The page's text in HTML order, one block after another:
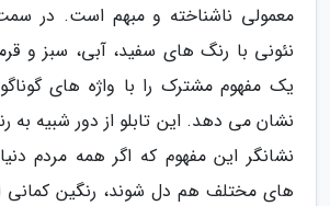
نئونی با رنگ های سفید، آبی، سبز و
یک مفهوم مشترک را با واژه های
نشان می دهد. این تابلو از دور شبیه به
نشانگر این مفهوم که اگر همه مردم
های مختلف هم دل شوند، رنگین کمانی